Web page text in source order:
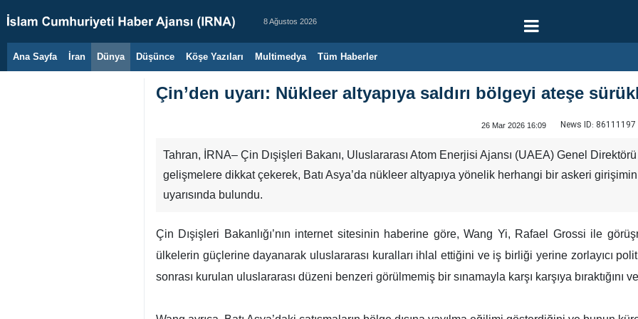
8 Ağustos 2026
Ana Sayfa İran Dünya Düşünce Köşe Yazıları Multimedya Tüm Haberler
Çin’den uyarı: Nükleer altyapıya saldırı bölgeyi ateşe
26 Mar 2026 16:09 News ID: 86111197